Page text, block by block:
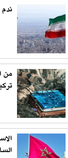
من